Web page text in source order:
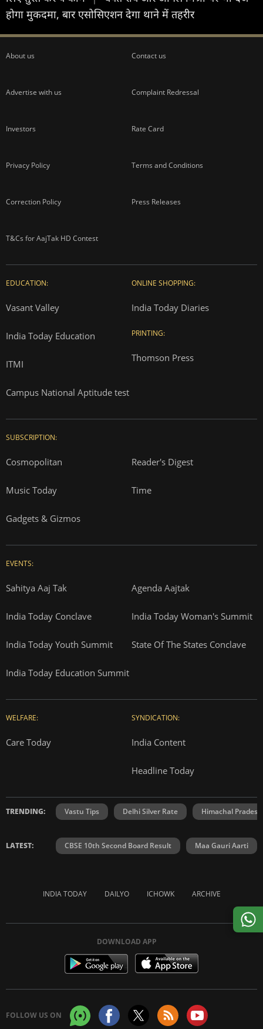
होगा मुकदमा, बार एसोसिएशन देगा थाने में तहरीर
About us Contact us
Advertise with us Complaint Redressal
Investors Rate Card
Privacy Policy Terms and Conditions
Correction Policy Press Releases
T&Cs for AajTak HD Contest
EDUCATION:
Vasant Valley
India Today Education
ITMI
Campus National Aptitude test
ONLINE SHOPPING:
India Today Diaries
PRINTING:
Thomson Press
SUBSCRIPTION:
Cosmopolitan Reader's Digest
Music Today Time
Gadgets & Gizmos
EVENTS:
Sahitya Aaj Tak Agenda Aajtak
India Today Conclave India Today Woman's Summit
India Today Youth Summit State Of The States Conclave
India Today Education Summit
WELFARE:
Care Today
SYNDICATION:
India Content
Headline Today
TRENDING: Vastu Tips Delhi Silver Rate Himachal
LATEST: CBSE 10th Second Board Result Maa Gauri Aarti
INDIA TODAY DAILYO ICHOWK ARCHIVE
DOWNLOAD APP
FOLLOW US ON